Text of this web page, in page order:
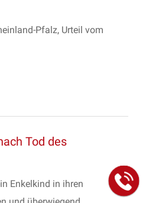
Pfalz, Urteil vom
Tod des
Enkelkind in ihren